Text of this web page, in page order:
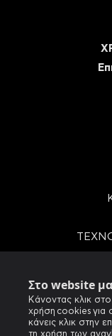
Στο website
Κάνοντας κλικ
χρήση cookies για
κάνεις κλικ στην